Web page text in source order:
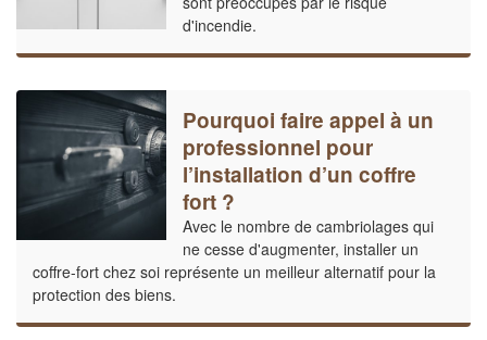
d'incendie.
Pourquoi faire appel à un
professionnel pour
l’installation d’un coffre
fort ?
Avec le nombre de cambriolages qui
ne cesse d'augmenter, installer un
coffre-fort chez soi représente un meilleur alternatif pour la
protection des biens.